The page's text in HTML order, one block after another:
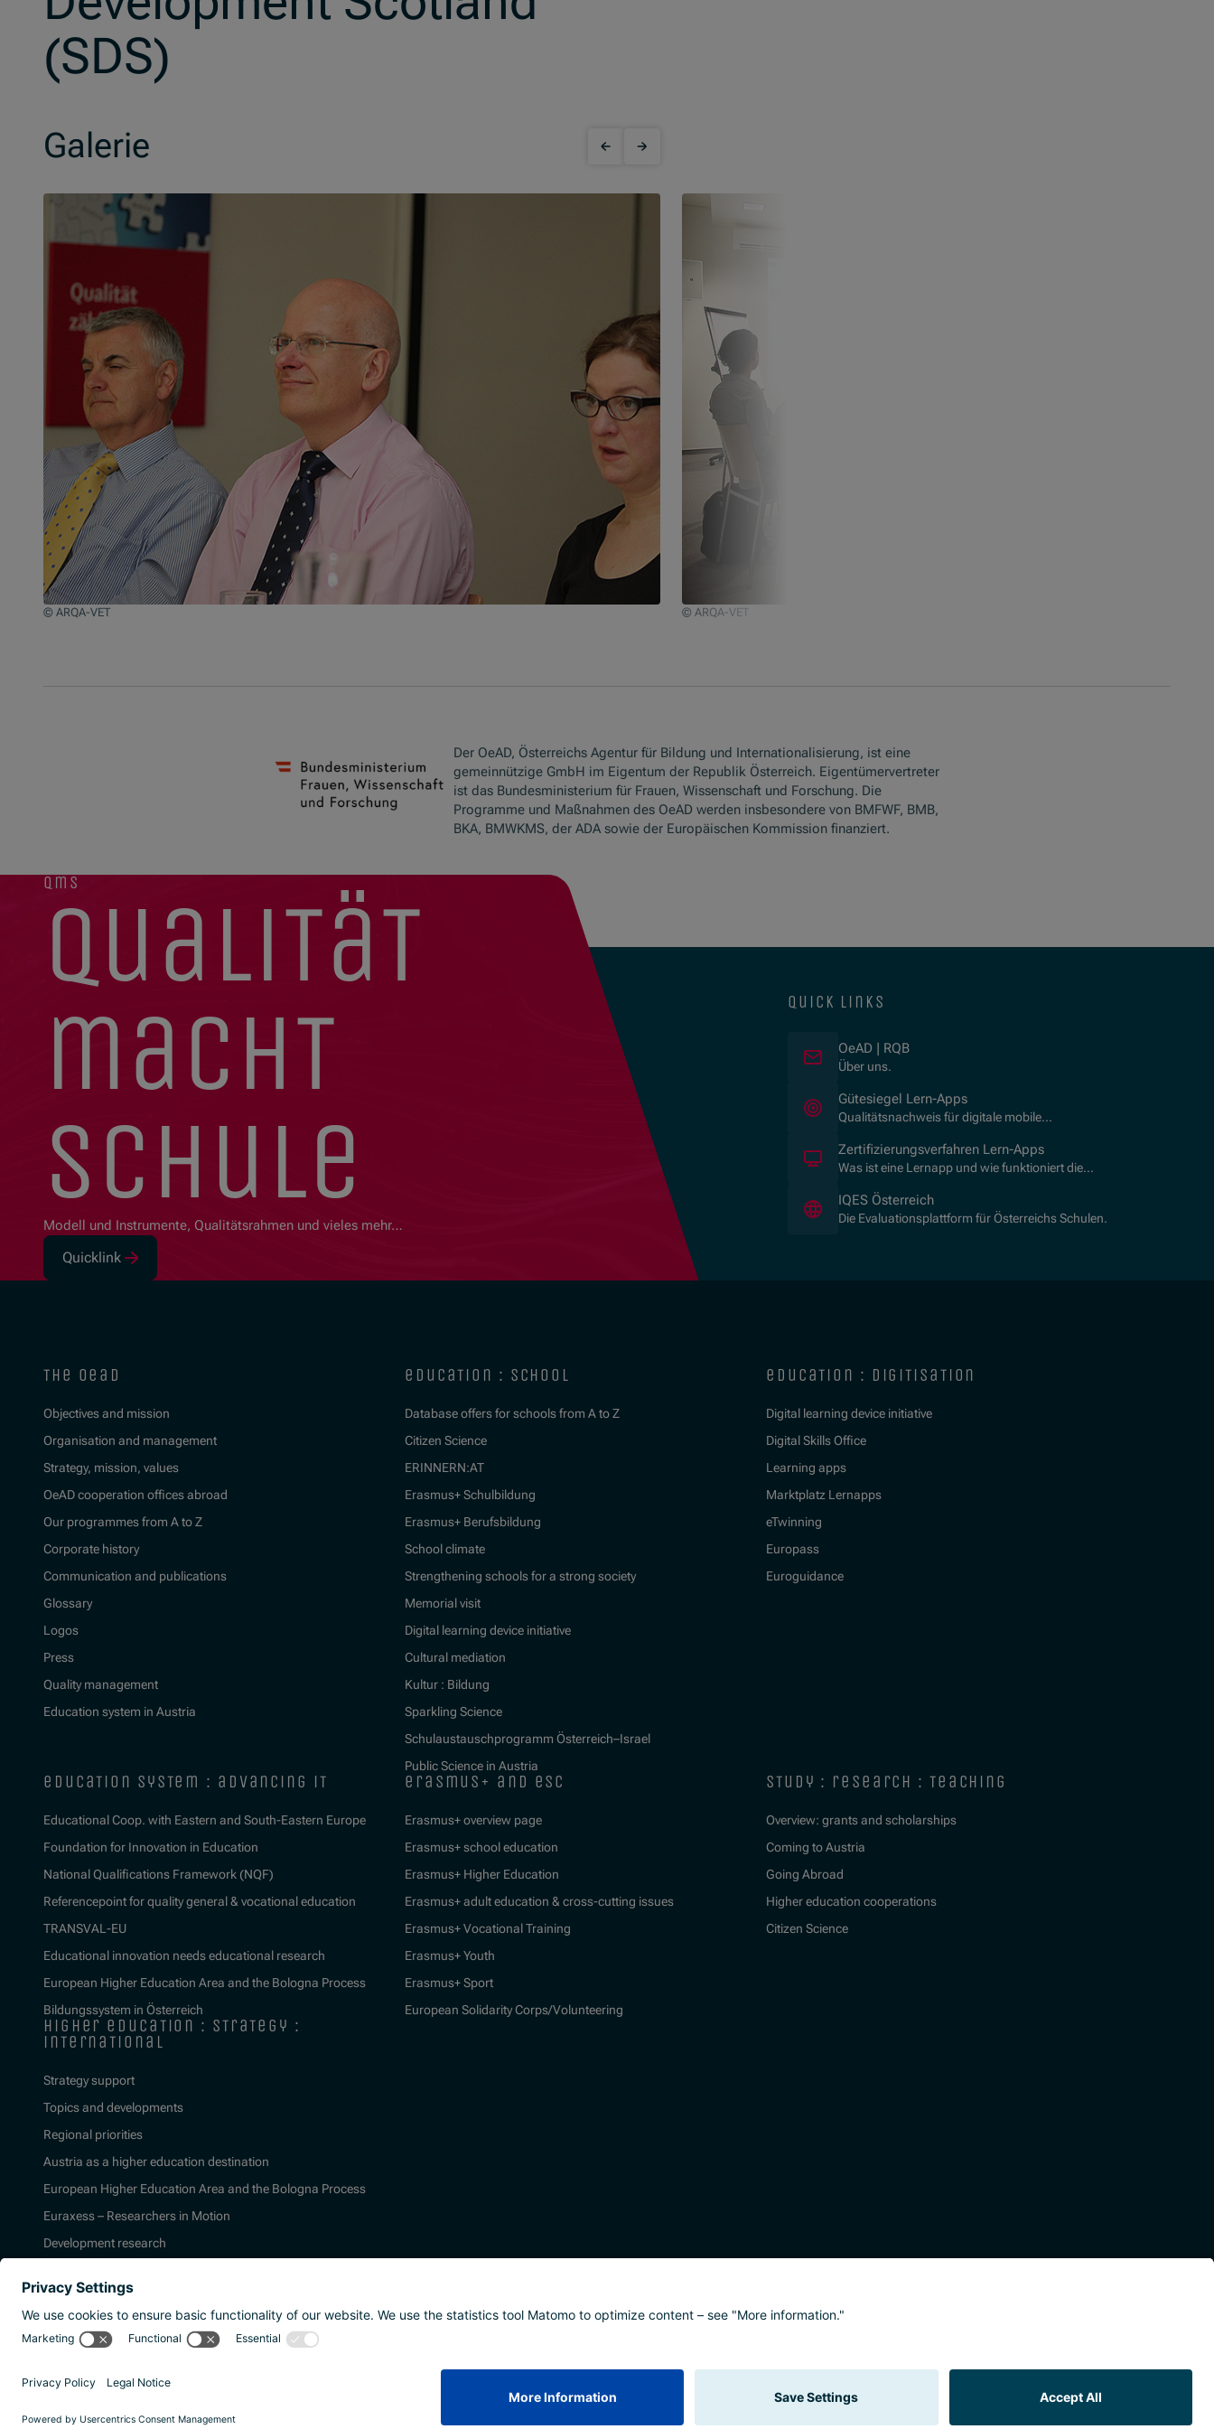
(SDS)
Galerie
Skip slider
© ARQA-VET © ARQA-VET
Der OeAD, Österreichs Agentur für Bildung und Internationalisierung, ist eine
gemeinnützige GmbH im Eigentum der Republik Österreich. Eigentümervertreter
ist das Bundesministerium für Frauen, Wissenschaft und Forschung. Die
Programme und Maßnahmen des OeAD werden insbesondere von BMFWF, BMB,
BKA, BMWKMS, der ADA sowie der Europäischen Kommission finanziert.
qms
qualität
macht
schule
Modell und Instrumente, Qualitätsrahmen und vieles mehr…
Quicklink
(Opens in new window)
quick links
OeAD | RQB
Über uns.
Gütesiegel Lern-Apps(Opens in new window)
Qualitätsnachweis für digitale mobile
Zertifizierungsverfahren Lern-Apps
Was ist eine Lernapp und wie funktioniert die
IQES Österreich(Opens in new window)
Die Evaluationsplattform für Österreichs Schulen.
the oead
Objectives and mission
Organisation and management
Strategy, mission, values
OeAD cooperation offices abroad
Our programmes from A to Z
Corporate history
Communication and publications
Glossary
Logos
Press
Quality management
Education system in Austria
education : school
Database offers for schools from A to Z
Citizen Science
ERINNERN:AT
Erasmus+ Schulbildung
Erasmus+ Berufsbildung
School climate
Strengthening schools for a strong society
Memorial visit
Digital learning device initiative
Cultural mediation
Kultur : Bildung
Sparkling Science
Schulaustauschprogramm Österreich–Israel
Public Science in Austria
education : digitisation
Digital learning device initiative
Digital Skills Office
Learning apps
Marktplatz Lernapps
eTwinning
Europass
Euroguidance
education system : advancing it
Educational Coop. with Eastern and South-Eastern Europe
Foundation for Innovation in Education
National Qualifications Framework (NQF)
Referencepoint for quality general & vocational education
TRANSVAL-EU
Educational innovation needs educational research
European Higher Education Area and the Bologna Process
Bildungssystem in Österreich
erasmus+ and esc
Erasmus+ overview page
Erasmus+ school education
Erasmus+ Higher Education
Erasmus+ adult education & cross-cutting issues
Erasmus+ Vocational Training
Erasmus+ Youth
Erasmus+ Sport
European Solidarity Corps/Volunteering
study : research : teaching
Overview: grants and scholarships
Coming to Austria
Going Abroad
Higher education cooperations
Citizen Science
higher education : strategy :
international
Strategy support
Topics and developments
Regional priorities
Austria as a higher education destination
European Higher Education Area and the Bologna Process
Euraxess – Researchers in Motion
Development research
2026 | Agentur für Bildung und Internationalisierung Datenschutz Meldestelle/Hinweisgeber